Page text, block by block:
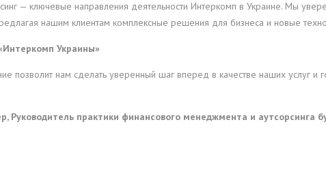
— ключевые направления деятельности Интеркомп в Украине. Мы
нашим клиентам комплексные решения для бизнеса и новые
Украины»
позволит нам сделать уверенный шаг вперед в качестве наших услуг
Руководитель практики финансового менеджмента и аутсорсинга